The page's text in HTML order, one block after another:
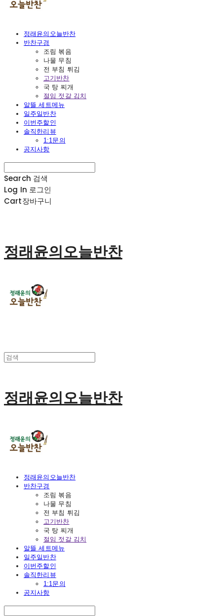
정래윤의오늘반찬
반찬구경
조림 볶음
나물 무침
전 부침 튀김
고기반찬
국 탕 찌개
절임 젓갈 김치
알뜰 세트메뉴
일주일반찬
이번주할인
솔직한리뷰
1:1문의
공지사항
Search 검색
Log In 로그인
Cart장바구니
정래윤의오늘반찬
정래윤의오늘반찬
정래윤의오늘반찬
반찬구경
조림 볶음
나물 무침
전 부침 튀김
고기반찬
국 탕 찌개
절임 젓갈 김치
알뜰 세트메뉴
일주일반찬
이번주할인
솔직한리뷰
1:1문의
공지사항